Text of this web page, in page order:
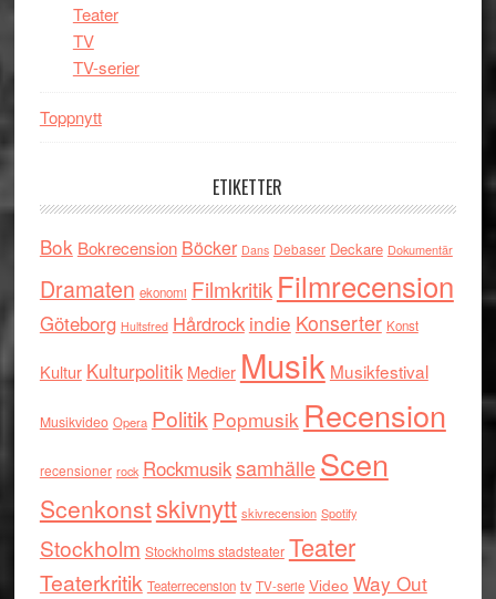
Teater
TV
TV-serier
Toppnytt
ETIKETTER
Bok Bokrecension Böcker Dans Debaser Deckare Dokumentär
Dramaten ekonomi Filmkritik Filmrecension
Göteborg Hultsfred Hårdrock indie Konserter Konst
Kultur Kulturpolitik Medier Musik Musikfestival
Musikvideo Opera Politik Popmusik Recension
recensioner rock RockmusiksamhälleScen
Scenkonstskivnytt skivrecension Spotify
Stockholm Stockholms stadsteater Teater
Teaterkritik Teaterrecension tv TV-serie Video Way Out